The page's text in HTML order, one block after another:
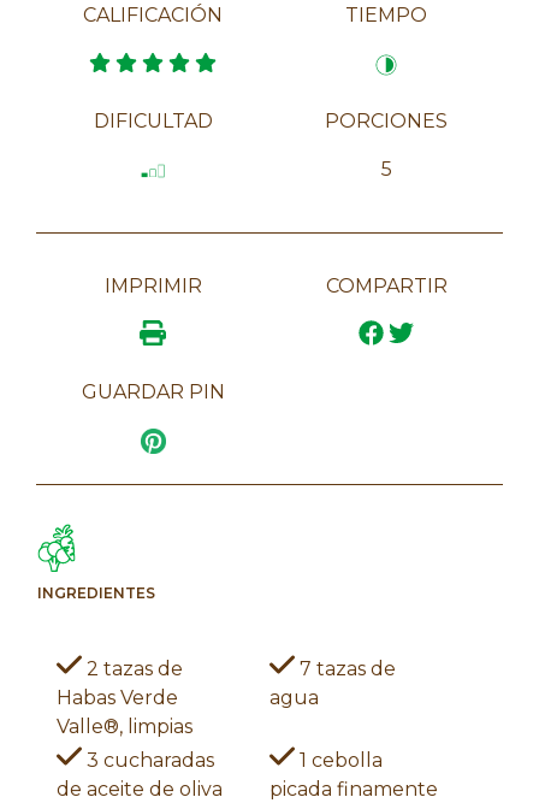
CALIFICACIÓN TIEMPO
DIFICULTAD PORCIONES
5
IMPRIMIR COMPARTIR
GUARDAR PIN
INGREDIENTES
2 tazas de
Habas Verde
Valle®, limpias
7 tazas de
agua
3 cucharadas
de aceite de oliva
1 cebolla
picada finamente